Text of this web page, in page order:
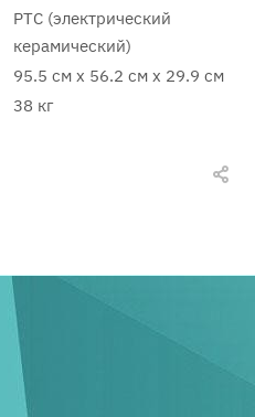
PTC (электрический
керамический)
95.5 см x 56.2 см x 29.9 см
38 кг